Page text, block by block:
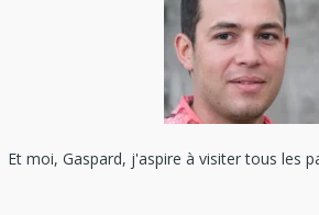
Et moi, Gaspard, j'aspire à visiter tous les